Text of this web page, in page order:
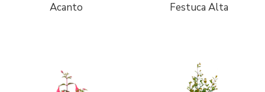
Acanto Festuca Alta